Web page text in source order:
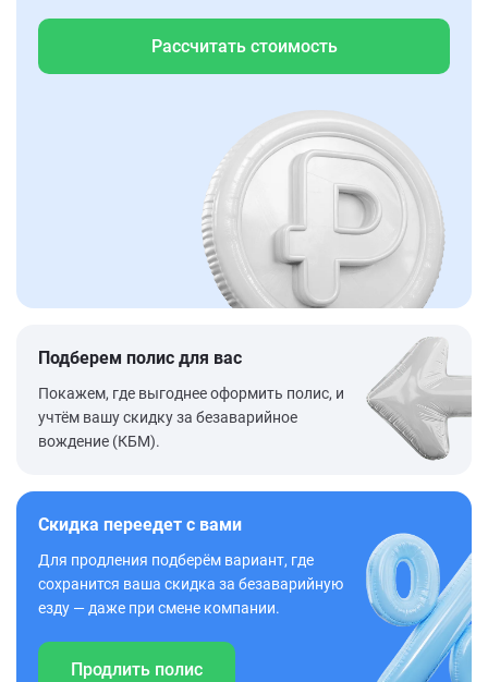
Рассчитать стоимость
Подберем полис для вас
Покажем, где выгоднее оформить полис, и
учтём вашу скидку за безаварийное
вождение (КБМ).
Скидка переедет с вами
Для продления подберём вариант, где
сохранится ваша скидка за безаварийную
езду — даже при смене компании.
Продлить полис